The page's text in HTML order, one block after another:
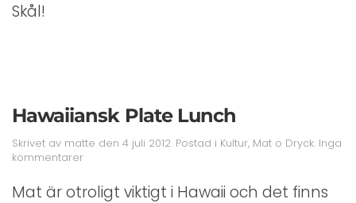
Skål!
Hawaiiansk Plate Lunch
Skrivet av matte den 4 juli 2012. Postad i Kultur, Mat o Dryck. Inga
kommentarertill
Plate
Lunch
Mat är otroligt viktigt i Hawaii och det finns